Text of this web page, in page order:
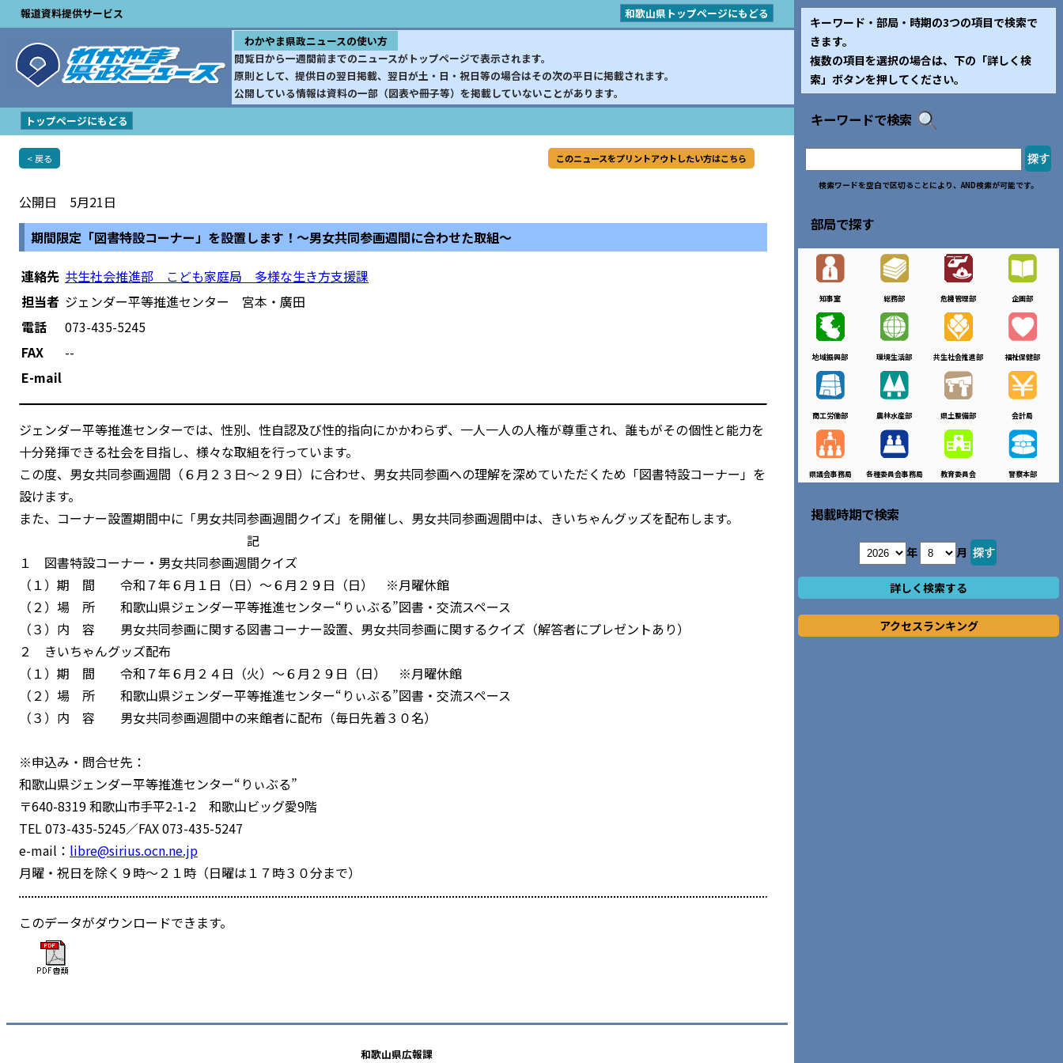
報道資料提供サービス
和歌山県トップページにもどる
わかやま県政ニュースの使い方
閲覧日から一週間前までのニュースがトップページで表示されます。
原則として、提供日の翌日掲載、翌日が土・日・祝日等の場合はその次の平日に掲載されます。
公開している情報は資料の一部（図表や冊子等）を掲載していないことがあります。
トップページにもどる
< 戻る このニュースをプリントアウトしたい方はこちら
公開日 5月21日
期間限定「図書特設コーナー」を設置します！～男女共同参画週間に合わせた取組～
連絡先 共生社会推進部 こども家庭局 多様な生き方支援課
担当者 ジェンダー平等推進センター 宮本・廣田
電話
073-435-5245
FAX
--
E-mail
ジェンダー平等推進センターでは、性別、性自認及び性的指向にかかわらず、一人一人の人権が尊重され、誰もがその個性と能力を
十分発揮できる社会を目指し、様々な取組を行っています。
この度、男女共同参画週間（６月２３日～２９日）に合わせ、男女共同参画への理解を深めていただくため「図書特設コーナー」を
設けます。
また、コーナー設置期間中に「男女共同参画週間クイズ」を開催し、男女共同参画週間中は、きいちゃんグッズを配布します。
記
１ 図書特設コーナー・男女共同参画週間クイズ
（１）期 間 令和７年６月１日（日）～６月２９日（日） ※月曜休館
（２）場 所 和歌山県ジェンダー平等推進センター“りぃぶる”図書・交流スペース
（３）内 容 男女共同参画に関する図書コーナー設置、男女共同参画に関するクイズ（解答者にプレゼントあり）
２ きいちゃんグッズ配布
（１）期 間 令和７年６月２４日（火）～６月２９日（日） ※月曜休館
（２）場 所 和歌山県ジェンダー平等推進センター“りぃぶる”図書・交流スペース
（３）内 容 男女共同参画週間中の来館者に配布（毎日先着３０名）
※申込み・問合せ先：
和歌山県ジェンダー平等推進センター“りぃぶる”
〒640-8319 和歌山市手平2-1-2 和歌山ビッグ愛9階
TEL 073-435-5245／FAX 073-435-5247
e-mail： libre@sirius.ocn.ne.jp
月曜・祝日を除く９時～２１時（日曜は１７時３０分まで）
このデータがダウンロードできます。
キーワード・部局・時期の3つの項目で検索で
きます。
複数の項目を選択の場合は、下の「詳しく検
索」ボタンを押してください。
キーワードで検索
検索ワードを空白で区切ることにより、AND検索が可能です。
部局で探す
知事室 総務部 危機管理部 企画部
地域振興部 環境生活部 共生社会推進部 福祉保健部
商工労働部 農林水産部 県土整備部 会計局
県議会事務局 各種委員会事務局 教育委員会 警察本部
掲載時期で検索
年 月
詳しく検索する
アクセスランキング
和歌山県広報課